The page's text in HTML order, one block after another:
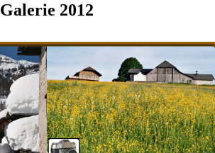
Galerie 2012